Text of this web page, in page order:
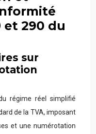
et 290 du
sur
régime réel simplifié
de la TVA, imposant
et une numérotation